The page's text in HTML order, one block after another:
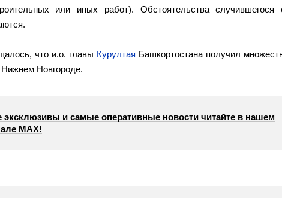
или иных работ). Обстоятельства случившегося
что и.о. главы Курултая Башкортостана получил
Новгороде.
эксклюзивы и самые оперативные новости читайте в нашем
МАХ!